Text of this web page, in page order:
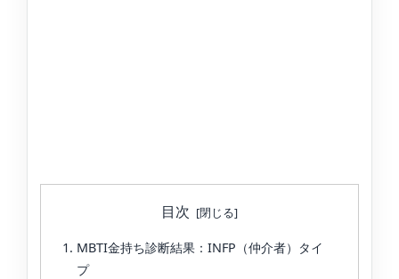
目次
MBTI金持ち診断結果：INFP（仲介者）タイ
プ